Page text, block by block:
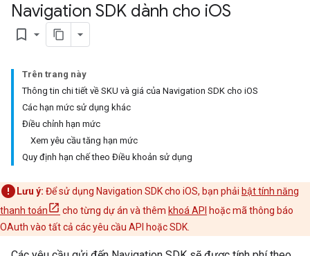
Navigation SDK dành cho iOS
bookmark_border
Trên trang này
Thông tin chi tiết về SKU và giá của Navigation SDK cho iOS
Các hạn mức sử dụng khác
Điều chỉnh hạn mức
Xem yêu cầu tăng hạn mức
Quy định hạn chế theo Điều khoản sử dụng
Lưu ý: Để sử dụng Navigation SDK cho iOS, bạn phải bật tính năng
thanh toán
cho từng dự án và thêm khoá API hoặc mã thông báo
OAuth vào tất cả các yêu cầu API hoặc SDK.